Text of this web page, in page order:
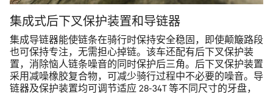
集成式后下叉保护装置和导链器
集成导链器能使链条在骑行时保持安全稳固，即使颠簸路段
也可保持专注，无需担心掉链。该车还配有后下叉保护装
置，消除恼人链条噪音的同时保护后三角。后下叉保护装置
采用减噪橡胶复合物，可减少骑行过程中不必要的噪音。导
链器及保护装置均可调节适应 28-34T 等不同尺寸的牙盘，